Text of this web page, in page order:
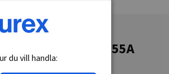
Generator 12V-55A
du vill handla: